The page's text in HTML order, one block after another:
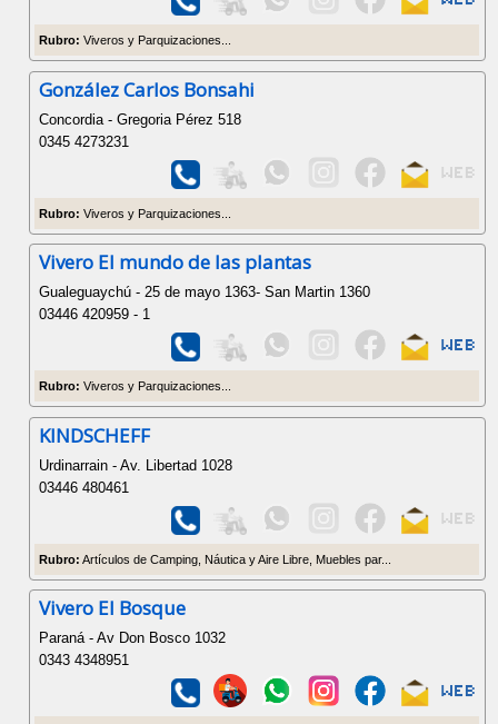
Rubro: Viveros y Parquizaciones...
González Carlos Bonsahi
Concordia - Gregoria Pérez 518
0345 4273231
Rubro: Viveros y Parquizaciones...
Vivero El mundo de las plantas
Gualeguaychú - 25 de mayo 1363- San Martin 1360
03446 420959 - 1
Rubro: Viveros y Parquizaciones...
KINDSCHEFF
Urdinarrain - Av. Libertad 1028
03446 480461
Rubro: Artículos de Camping, Náutica y Aire Libre, Muebles par...
Vivero El Bosque
Paraná - Av Don Bosco 1032
0343 4348951